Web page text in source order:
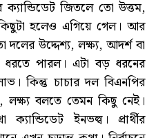
জিতলে তো উত্তম,
হলেও এগিয়ে গেল। আর
উদ্দেশ্য, লক্ষ্য, আদর্শ বা
পারল। এটা বড় ধরনের
কিন্তু চাচার দল বিএনপির
লক্ষ্য বলতে তেমন কিছু নেই।
ইনভল্ব। প্রার্থীর